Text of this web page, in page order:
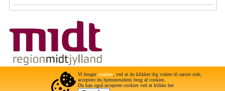
Projektet er støttet af Region Midtjylland gennem projektet "Selde som
fremtidens landsby"
Vi brugercookies , ved at du klikker dig videre til næste side,
acceptere du hjemmesidens brug af cookies.
Du kan også acceptere cookies ved at klikke her